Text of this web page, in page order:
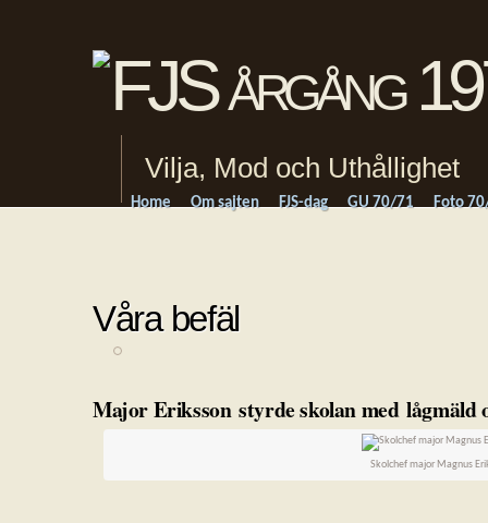
Vilja, Mod och Uthållighet
Home Om sajten FJS-dag GU 70/71 Foto
Våra befäl
Major Eriksson styrde skolan med
Skolchef major Magnus